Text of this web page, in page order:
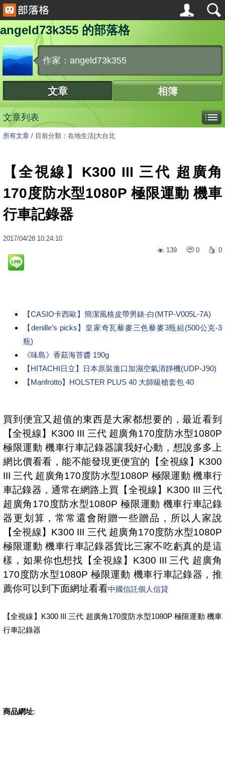
angeld73k355 的部落格
作家：angeld73k355
文章 相簿
文章列表
所有文章 / 目前分類：在地生活|大台北
【全視線】K300 III 三代 超廣角
170度防水型1080P 極限運動 機車
行車記錄器
2017/04/28 10:24:10
139
0 0
【CASIO卡西歐】簡潔風格皮帶男錶-白(MTP-V005L-7A)
【denille’s picks】皇家奇瓦藜麥三色藜麥3瓶組(500公克-3
瓶)
《味島》香菇海苔醬 190g
【HITACHI日立】日本原裝進口加濕空氣清靜機(UDP-J90)
【Manfrotto】HOLSTER PLUS 40 大師級槍套包 40
買到便宜又超值的東西是大家都想要的，最近看到
【全視線】K300 III 三代 超廣角170度防水型1080P
極限運動 機車行車記錄器讓我好心動，想說多多上
網比價看看，能不能發現更便宜的【全視線】K300
III 三代 超廣角170度防水型1080P 極限運動 機車行
車記錄器，通常在網路上買【全視線】K300 III 三代
超廣角170度防水型1080P 極限運動 機車行車記錄
器更划算，常常還會附贈一些贈品，所以人家說
【全視線】K300 III 三代 超廣角170度防水型1080P
極限運動 機車行車記錄器貨比三家不吃虧真的是這
樣，如果你也想找【全視線】K300 III 三代 超廣角
170度防水型1080P 極限運動 機車行車記錄器，推
薦你可以到下面網址看看中國信託個人信貸
【全視線】K300 III 三代 超廣角170度防水型1080P 極限運動 機車
行車記錄器
商品網址: